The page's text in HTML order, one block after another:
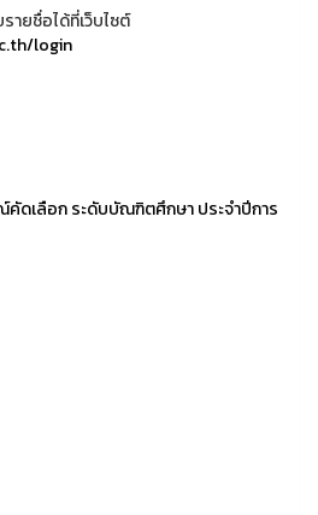
ยชื่อได้ที่เว็บไซต์
login
ดเลือก ระดับบัณฑิตศึกษา ประจำปีการ